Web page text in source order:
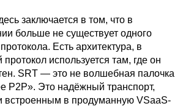
заключается в том, что в
больше не существует одного
Есть архитектура, в
используется там, где он
SRT — это не волшебная палочка
P2P». Это надёжный транспорт,
встроенным в продуманную VSaaS-